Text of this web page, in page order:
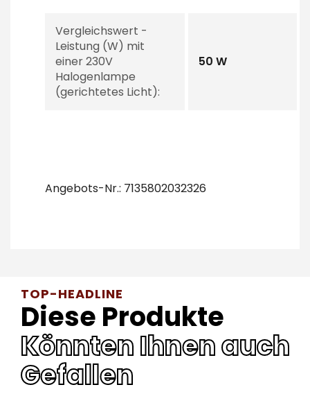
Vergleichswert -
Leistung (W) mit
einer 230V
Halogenlampe
(gerichtetes Licht):
50 W
Angebots-Nr.: 7135802032326
TOP-HEADLINE
Diese Produkte
Könnten Ihnen auch
Gefallen